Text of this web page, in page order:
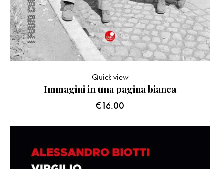
Immagini in una pagina bianca
€16.00
Quick view